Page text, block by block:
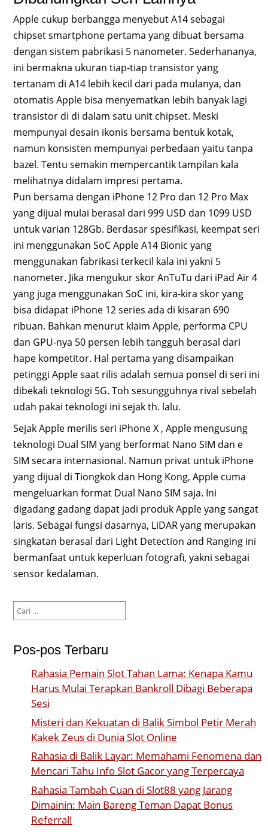
Apple cukup berbangga menyebut A14 sebagai
chipset smartphone pertama yang dibuat bersama
dengan sistem pabrikasi 5 nanometer. Sederhananya,
ini bermakna ukuran tiap-tiap transistor yang
tertanam di A14 lebih kecil dari pada mulanya, dan
otomatis Apple bisa menyematkan lebih banyak lagi
transistor di di dalam satu unit chipset. Meski
mempunyai desain ikonis bersama bentuk kotak,
namun konsisten mempunyai perbedaan yaitu tanpa
bazel. Tentu semakin mempercantik tampilan kala
melihatnya didalam impresi pertama.
Pun bersama dengan iPhone 12 Pro dan 12 Pro Max
yang dijual mulai berasal dari 999 USD dan 1099 USD
untuk varian 128Gb. Berdasar spesifikasi, keempat seri
ini menggunakan SoC Apple A14 Bionic yang
menggunakan fabrikasi terkecil kala ini yakni 5
nanometer. Jika mengukur skor AnTuTu dari iPad Air 4
yang juga menggunakan SoC ini, kira-kira skor yang
bisa didapat iPhone 12 series ada di kisaran 690
ribuan. Bahkan menurut klaim Apple, performa CPU
dan GPU-nya 50 persen lebih tangguh berasal dari
hape kompetitor. Hal pertama yang disampaikan
petinggi Apple saat rilis adalah semua ponsel di seri ini
dibekali teknologi 5G. Toh sesungguhnya rival sebelah
udah pakai teknologi ini sejak th. lalu.
Sejak Apple merilis seri iPhone X , Apple mengusung
teknologi Dual SIM yang berformat Nano SIM dan e
SIM secara internasional. Namun privat untuk iPhone
yang dijual di Tiongkok dan Hong Kong, Apple cuma
mengeluarkan format Dual Nano SIM saja. Ini
digadang gadang dapat jadi produk Apple yang sangat
laris. Sebagai fungsi dasarnya, LiDAR yang merupakan
singkatan berasal dari Light Detection and Ranging ini
bermanfaat untuk keperluan fotografi, yakni sebagai
sensor kedalaman.
untuk:
Pos-pos Terbaru
Rahasia Pemain Slot Tahan Lama: Kenapa Kamu
Harus Mulai Terapkan Bankroll Dibagi Beberapa
Sesi
Misteri dan Kekuatan di Balik Simbol Petir Merah
Kakek Zeus di Dunia Slot Online
Rahasia di Balik Layar: Memahami Fenomena dan
Mencari Tahu Info Slot Gacor yang Terpercaya
Rahasia Tambah Cuan di Slot88 yang Jarang
Dimainin: Main Bareng Teman Dapat Bonus
Referral!